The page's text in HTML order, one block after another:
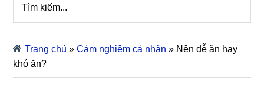
kiếm...
Trang chủ »Cảm nghiệm cá nhân » Nên dễ ăn hay
khó ăn?